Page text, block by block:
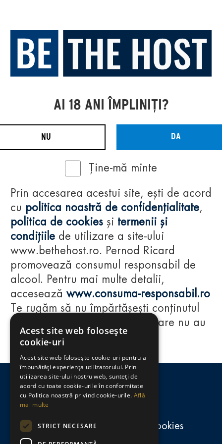
Regulamente
consumă-responsabil.ro
Politica de confidențialitate și cookies
AI 18 ANI ÎMPLINIȚI?
NU DA
Ține-mă minte
Prin accesarea acestui site, ești de acord
cu politica noastră de confidențialitate,
politica de cookies și termenii și
condițiile de utilizare a site-ului
www.bethehost.ro. Pernod Ricard
promovează consumul responsabil de
alcool. Pentru mai multe detalii,
accesează www.consuma-responsabil.ro
Te rugăm să nu împărtășești conținutul
acestui website cu persoane care nu au
împlinit vârsta de 18 ani.
Acest site web folosește
cookie-uri
Acest site web folosește cookie-uri pentru a
îmbunătăți experiența utilizatorului. Prin
utilizarea site-ului nostru web, sunteți de
acord cu toate cookie-urile în conformitate
cu Politica noastră privind cookie-urile. Află
mai multe
STRICT NECESARE